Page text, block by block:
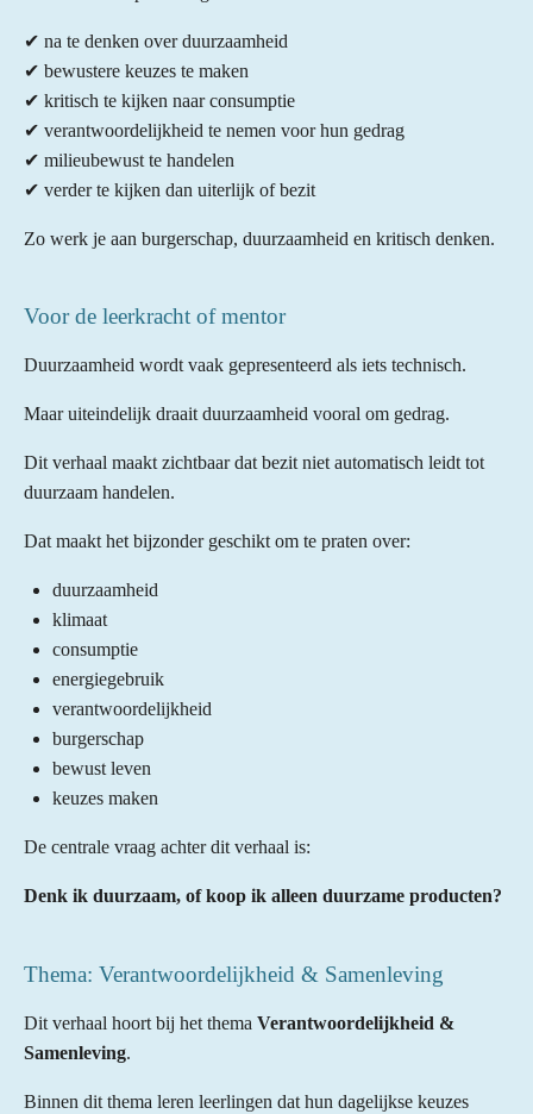
✔ na te denken over duurzaamheid
✔ bewustere keuzes te maken
✔ kritisch te kijken naar consumptie
✔ verantwoordelijkheid te nemen voor hun gedrag
✔ milieubewust te handelen
✔ verder te kijken dan uiterlijk of bezit
Zo werk je aan burgerschap, duurzaamheid en kritisch denken.
Voor de leerkracht of mentor
Duurzaamheid wordt vaak gepresenteerd als iets technisch.
Maar uiteindelijk draait duurzaamheid vooral om gedrag.
Dit verhaal maakt zichtbaar dat bezit niet automatisch leidt tot
duurzaam handelen.
Dat maakt het bijzonder geschikt om te praten over:
duurzaamheid
klimaat
consumptie
energiegebruik
verantwoordelijkheid
burgerschap
bewust leven
keuzes maken
De centrale vraag achter dit verhaal is:
Denk ik duurzaam, of koop ik alleen duurzame producten?
Thema: Verantwoordelijkheid & Samenleving
Dit verhaal hoort bij het thema Verantwoordelijkheid &
Samenleving.
Binnen dit thema leren leerlingen dat hun dagelijkse keuzes